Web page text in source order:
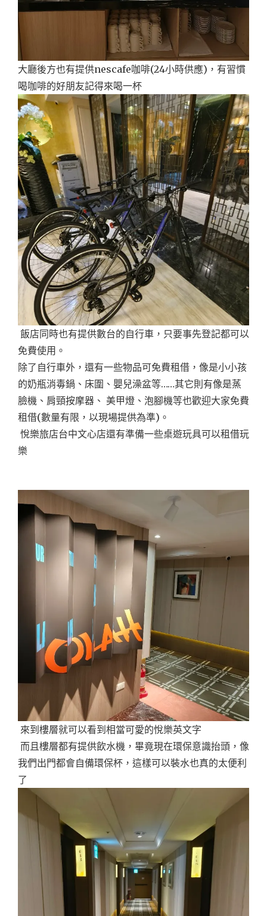
大廳後方也有提供nescafe咖啡(24小時供應)，有習慣
喝咖啡的好朋友記得來喝一杯
飯店同時也有提供數台的自行車，只要事先登記都可以
免費使用。
除了自行車外，還有一些物品可免費租借，像是小小孩
的奶瓶消毒鍋、床圍、嬰兒澡盆等……其它則有像是蒸
臉機、肩頸按摩器、 美甲燈、泡腳機等也歡迎大家免費
租借(數量有限，以現場提供為準)。
悅樂旅店台中文心店還有準備一些桌遊玩具可以租借玩
樂
來到樓層就可以看到相當可愛的悅樂英文字
而且樓層都有提供飲水機，畢竟現在環保意識抬頭，像
我們出門都會自備環保杯，這樣可以裝水也真的太便利
了